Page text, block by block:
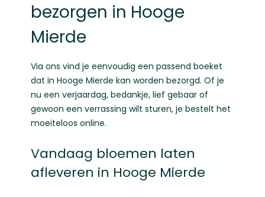
bezorgen in Hooge
Mierde
Via ons vind je eenvoudig een passend boeket
dat in Hooge Mierde kan worden bezorgd. Of je
nu een verjaardag, bedankje, lief gebaar of
gewoon een verrassing wilt sturen, je bestelt het
moeiteloos online.
Vandaag bloemen laten
afleveren in Hooge Mierde